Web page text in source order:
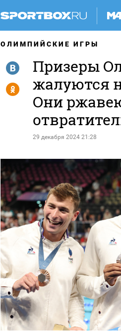
ОЛИМПИЙСКИЕ ИГРЫ
Призеры
жалуются
Они
29 декабря 2024 21:28
R
Y